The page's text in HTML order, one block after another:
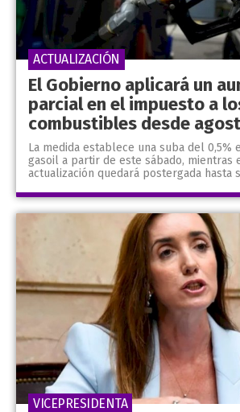
El Gobierno aplicará un
parcial en el impuesto a
combustibles desde
La medida establece una suba del 0,5%
gasoil a partir de este sábado, mientras
actualización quedará postergada hasta
ACTUALIZACIÓN
VICEPRESIDENTA